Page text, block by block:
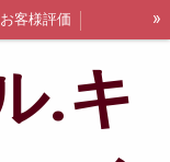
お客様評価 »
.キ